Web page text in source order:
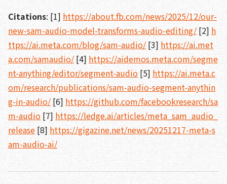
Citations: [1] https://about.fb.com/news/2025/12/our-
new-sam-audio-model-transforms-audio-editing/ [2] h
ttps://ai.meta.com/blog/sam-audio/ [3] https://ai.met
a.com/samaudio/ [4] https://aidemos.meta.com/segme
nt-anything/editor/segment-audio [5] https://ai.meta.c
om/research/publications/sam-audio-segment-anythin
g-in-audio/ [6] https://github.com/facebookresearch/sa
m-audio [7] https://ledge.ai/articles/meta_sam_audio_
release [8] https://gigazine.net/news/20251217-meta-s
am-audio-ai/